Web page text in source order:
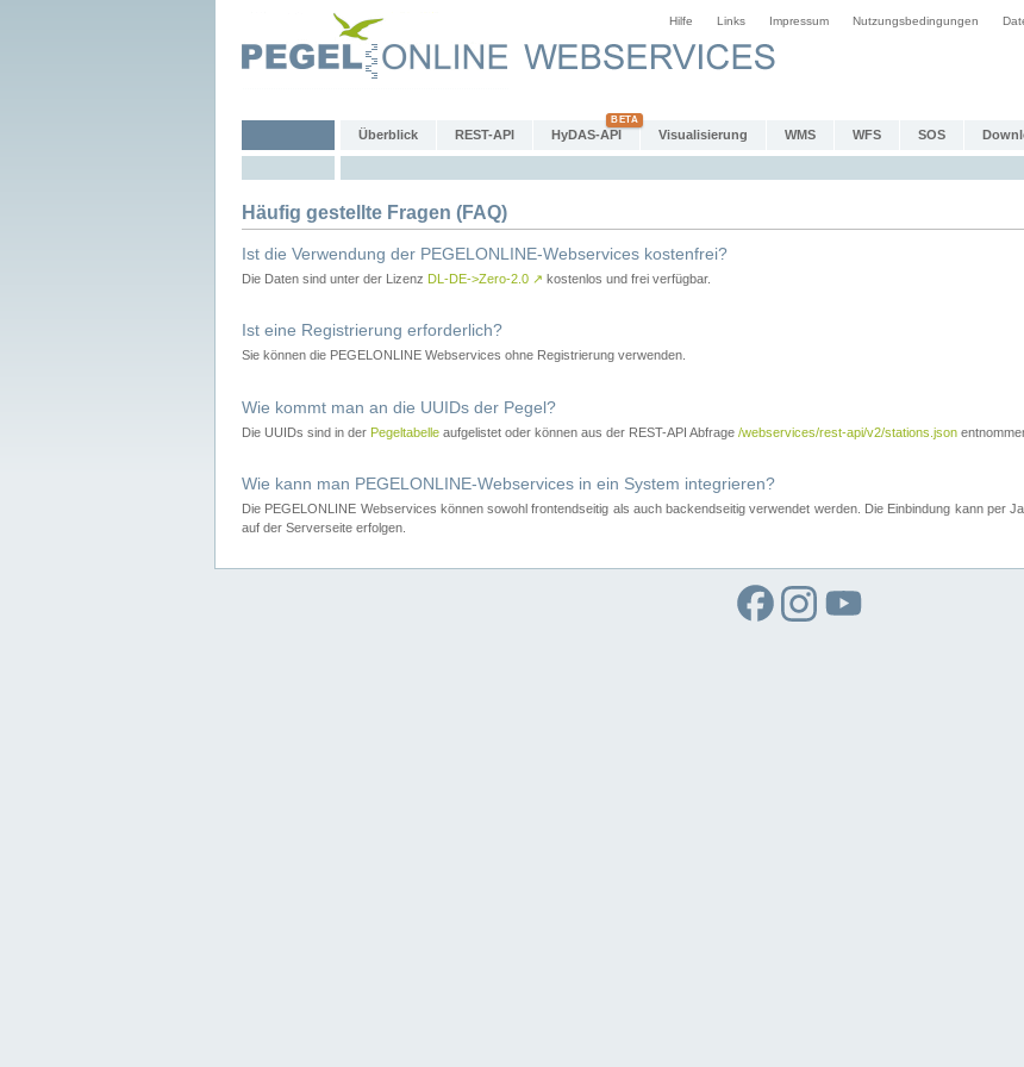
Hilfe Links Impressum Nutzungsbedingungen
Überblick REST-API HyDAS-API Visualisierung WMS WFS SOS
Häufig gestellte Fragen (FAQ)
Ist die Verwendung der PEGELONLINE-Webservices kostenfrei?
Die Daten sind unter der Lizenz DL-DE->Zero-2.0 ↗ kostenlos und frei verfügbar.
Ist eine Registrierung erforderlich?
Sie können die PEGELONLINE Webservices ohne Registrierung verwenden.
Wie kommt man an die UUIDs der Pegel?
Die UUIDs sind in der Pegeltabelle aufgelistet oder können aus der REST-API Abfrage /webservices/rest-api/v2/stations.json
Wie kann man PEGELONLINE-Webservices in ein System integrieren?
Die PEGELONLINE Webservices können sowohl frontendseitig als auch backendseitig verwendet werden. Die Einbindung kann per
auf der Serverseite erfolgen.